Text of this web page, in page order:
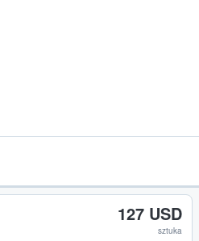
127 USD
sztuka